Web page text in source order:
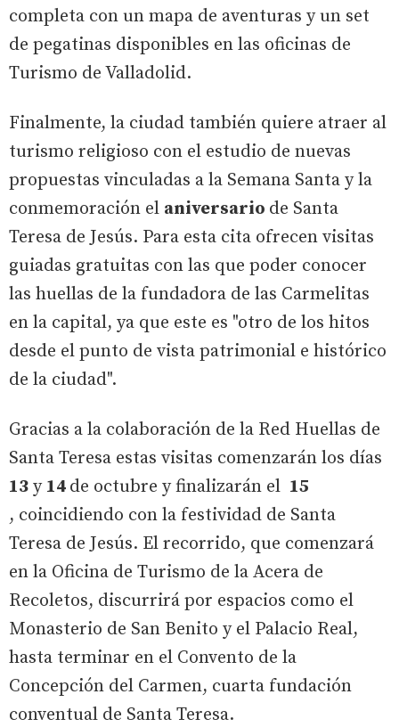
completa con un mapa de aventuras y un set
de pegatinas disponibles en las oficinas de
Turismo de Valladolid.
Finalmente, la ciudad también quiere atraer al
turismo religioso con el estudio de nuevas
propuestas vinculadas a la Semana Santa y la
conmemoración el aniversario de Santa
Teresa de Jesús. Para esta cita ofrecen visitas
guiadas gratuitas con las que poder conocer
las huellas de la fundadora de las Carmelitas
en la capital, ya que este es "otro de los hitos
desde el punto de vista patrimonial e histórico
de la ciudad".
Gracias a la colaboración de la Red Huellas de
Santa Teresa estas visitas comenzarán los días
13 y 14 de octubre y finalizarán el 15
, coincidiendo con la festividad de Santa
Teresa de Jesús. El recorrido, que comenzará
en la Oficina de Turismo de la Acera de
Recoletos, discurrirá por espacios como el
Monasterio de San Benito y el Palacio Real,
hasta terminar en el Convento de la
Concepción del Carmen, cuarta fundación
conventual de Santa Teresa.